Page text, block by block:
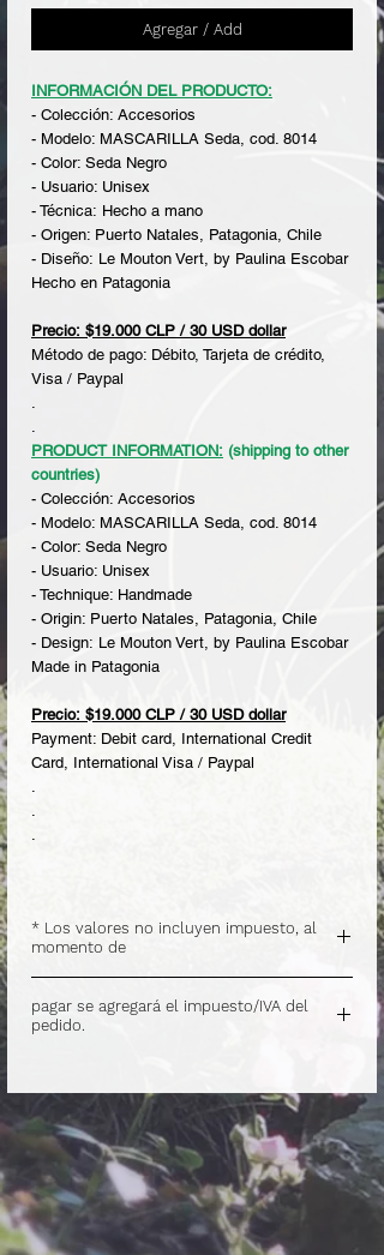
Agregar / Add
INFORMACIÓN DEL PRODUCTO:
- Colección: Accesorios
- Modelo: MASCARILLA Seda, cod. 8014
- Color: Seda Negro
- Usuario: Unisex
- Técnica: Hecho a mano
- Origen: Puerto Natales, Patagonia, Chile
- Diseño: Le Mouton Vert, by Paulina Escobar
Hecho en Patagonia
Precio: $19.000 CLP / 30 USD dollar
Método de pago: Débito, Tarjeta de crédito,
Visa / Paypal
.
.
PRODUCT INFORMATION: (shipping to other
countries)
- Colección: Accesorios
- Modelo: MASCARILLA Seda, cod. 8014
- Color: Seda Negro
- Usuario: Unisex
- Technique: Handmade
- Origin: Puerto Natales, Patagonia, Chile
- Design: Le Mouton Vert, by Paulina Escobar
Made in Patagonia
Precio: $19.000 CLP / 30 USD dollar
Payment: Debit card, International Credit
Card, International Visa / Paypal
.
.
.
* Los valores no incluyen impuesto, al
momento de
pagar se agregará el impuesto/IVA del
pedido.